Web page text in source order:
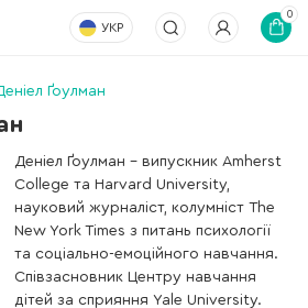
УКР
0
Ґоулман
Деніел Ґоулман – випускник Amherst
College та Harvard University,
науковий журналіст, колумніст The
New York Times з питань психології
та соціально-емоційного навчання.
Співзасновник Центру навчання
дітей за сприяння Yale University.